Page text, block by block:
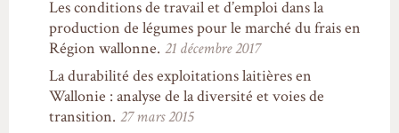
Les conditions de travail et d’emploi dans la
production de légumes pour le marché du frais en
Région wallonne. 21 décembre 2017
La durabilité des exploitations laitières en
Wallonie : analyse de la diversité et voies de
transition. 27 mars 2015